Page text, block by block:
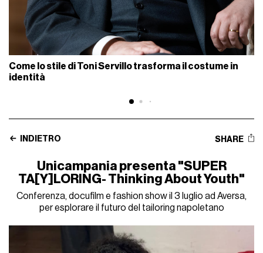
Come lo stile di Toni Servillo trasforma il costume in
identità
INDIETRO SHARE
Unicampania presenta "SUPER
TA[Y]LORING- Thinking About Youth"
Conferenza, docufilm e fashion show il 3 luglio ad Aversa,
per esplorare il futuro del tailoring napoletano